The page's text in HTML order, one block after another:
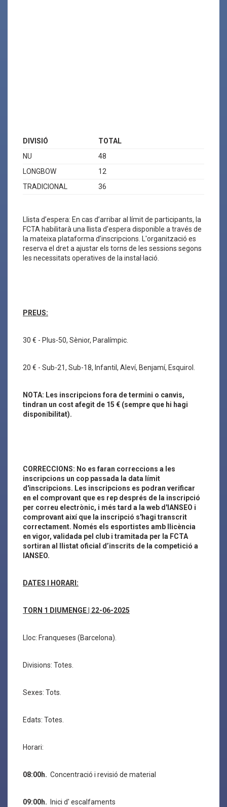
DIVISIÓ
TOTAL
NU
48
LONGBOW
12
TRADICIONAL
36
Llista d’espera: En cas d’arribar al límit de participants, la
FCTA habilitarà una llista d’espera disponible a través de
la mateixa plataforma d’inscripcions. L'organització es
reserva el dret a ajustar els torns de les sessions segons
les necessitats operatives de la instal·lació.
PREUS:
30 € - Plus-50, Sènior, Paralímpic.
20 € - Sub-21, Sub-18, Infantil, Aleví, Benjamí, Esquirol.
NOTA: Les inscripcions fora de termini o canvis,
tindran un cost afegit de 15 € (sempre que hi hagi
disponibilitat).
CORRECCIONS: No es faran correccions a les
inscripcions un cop passada la data límit
d'inscripcions. Les inscripcions es podran verificar
en el comprovant que es rep després de la inscripció
per correu electrònic, i més tard a la web d'IANSEO i
comprovant així que la inscripció s'hagi transcrit
correctament. Només els esportistes amb llicència
en vigor, validada pel club i tramitada per la FCTA
sortiran al llistat oficial d’inscrits de la competició a
IANSEO.
DATES I HORARI:
TORN 1 DIUMENGE | 22-06-2025
Lloc: Franqueses (Barcelona).
Divisions: Totes.
Sexes: Tots.
Edats: Totes.
Horari:
08:00h. Concentració i revisió de material
09:00h. Inici d' escalfaments